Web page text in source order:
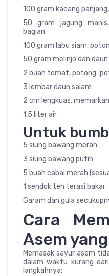
100 gram kacang
50 gram jagung
bagian
100 gram labu siam,
50 gram melinjo dan
2 buah tomat, potong-
3 lembar daun salam
2 cm lengkuas, memarkan
1,5 liter air
Untuk
5 siung bawang merah
3 siung bawang putih
5 buah cabai merah
1 sendok teh terasi bakar
Garam dan gula
Cara
Asem
Memasak sayur asem
dalam waktu kurang
langkahnya: